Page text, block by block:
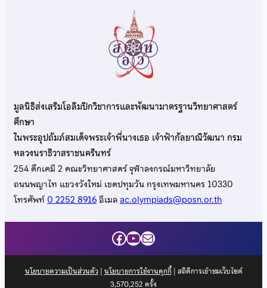
มูลนิธิส่งเสริมโอลิมปิกวิชาการและพัฒนามาตรฐานวิทยาศาสตร์
ศึกษา
ในพระอุปถัมภ์สมเด็จพระเจ้าพี่นางเธอ เจ้าฟ้ากัลยาณิวัฒนา กรม
หลวงนราธิวาสราชนครินทร์
254 ตึกเคมี 2 คณะวิทยาศาสตร์ จุฬาลงกรณ์มหาวิทยาลัย
ถนนพญาไท แขวงวังใหม่ เขตปทุมวัน กรุงเทพมหานคร 10330
โทรศัพท์0 2252 8916อีเมลac.olympiads@posn.or.th
Facebook
YouTube
Mail
นโยบายความเป็นส่วนตัว| นโยบายการใช้งานคุกกี้| สถิติการเข้าชมเว็บไซต์
3,570,252 ครั้ง